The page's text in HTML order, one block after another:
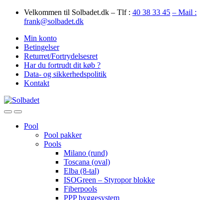
Skip
Skip
Velkommen til Solbadet.dk – Tlf : 40 38 33 45 – Mail :
frank@solbadet.dk
Min konto
Betingelser
Returret/Fortrydelsesret
Har du fortrudt dit køb ?
Data- og sikkerhedspolitik
Kontakt
OpenClose
Pool
Pool pakker
Pools
Milano (rund)
Toscana (oval)
Elba (8-tal)
ISOGreen – Styropor blokke
Fiberpools
PPP byggesystem